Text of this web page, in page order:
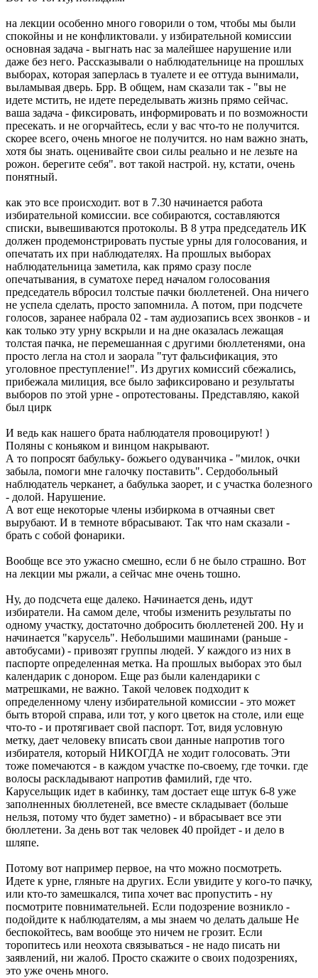
на лекции особенно много говорили о том, чтобы мы были
спокойны и не конфликтовали. у избирательной комиссии
основная задача - выгнать нас за малейшее нарушение или
даже без него. Рассказывали о наблюдательнице на прошлых
выборах, которая заперлась в туалете и ее оттуда вынимали,
выламывая дверь. Брр. В общем, нам сказали так - "вы не
идете мстить, не идете переделывать жизнь прямо сейчас.
ваша задача - фиксировать, информировать и по возможности
пресекать. и не огорчайтесь, если у вас что-то не получится.
скорее всего, очень многое не получится. но нам важно знать,
хотя бы знать. оценивайте свои силы реально и не лезьте на
рожон. берегите себя". вот такой настрой. ну, кстати, очень
понятный.
как это все происходит. вот в 7.30 начинается работа
избирательной комиссии. все собираются, составляются
списки, вывешиваются протоколы. В 8 утра председатель ИК
должен продемонстрировать пустые урны для голосования, и
опечатать их при наблюдателях. На прошлых выборах
наблюдательница заметила, как прямо сразу после
опечатывания, в суматохе перед началом голосования
председатель вбросил толстые пачки бюллетеней. Она ничего
не успела сделать, просто запомнила. А потом, при подсчете
голосов, заранее набрала 02 - там аудиозапись всех звонков - и
как только эту урну вскрыли и на дне оказалась лежащая
толстая пачка, не перемешанная с другими бюллетенями, она
просто легла на стол и заорала "тут фальсификация, это
уголовное преступление!". Из других комиссий сбежались,
прибежала милиция, все было зафиксировано и результаты
выборов по этой урне - опротестованы. Представляю, какой
был цирк
И ведь как нашего брата наблюдателя провоцируют! )
Поляны с коньяком и винцом накрывают.
А то попросят бабульку- божьего одуванчика - "милок, очки
забыла, помоги мне галочку поставить". Сердобольный
наблюдатель черканет, а бабулька заорет, и с участка болезного
- долой. Нарушение.
А вот еще некоторые члены избиркома в отчаяньи свет
вырубают. И в темноте вбрасывают. Так что нам сказали -
брать с собой фонарики.
Вообще все это ужасно смешно, если б не было страшно. Вот
на лекции мы ржали, а сейчас мне очень тошно.
Ну, до подсчета еще далеко. Начинается день, идут
избиратели. На самом деле, чтобы изменить результаты по
одному участку, достаточно добросить бюллетеней 200. Ну и
начинается "карусель". Небольшими машинами (раньше -
автобусами) - привозят группы людей. У каждого из них в
паспорте определенная метка. На прошлых выборах это был
календарик с донором. Еще раз были календарики с
матрешками, не важно. Такой человек подходит к
определенному члену избирательной комиссии - это может
быть второй справа, или тот, у кого цветок на столе, или еще
что-то - и протягивает свой паспорт. Тот, видя условную
метку, дает человеку вписать свои данные напротив того
избирателя, который НИКОГДА не ходит голосовать. Эти
тоже помечаются - в каждом участке по-своему, где точки. где
волосы раскладывают напротив фамилий, где что.
Карусельщик идет в кабинку, там достает еще штук 6-8 уже
заполненных бюллетеней, все вместе складывает (больше
нельзя, потому что будет заметно) - и вбрасывает все эти
бюллетени. За день вот так человек 40 пройдет - и дело в
шляпе.
Потому вот например первое, на что можно посмотреть.
Идете к урне, гляньте на других. Если увидите у кого-то пачку,
или кто-то замешкался, типа хочет вас пропустить - ну
посмотрите повнимательней. Если подозрение возникло -
подойдите к наблюдателям, а мы знаем чо делать дальше Не
беспокойтесь, вам вообще это ничем не грозит. Если
торопитесь или неохота связываться - не надо писать ни
заявлений, ни жалоб. Просто скажите о своих подозрениях,
это уже очень много.